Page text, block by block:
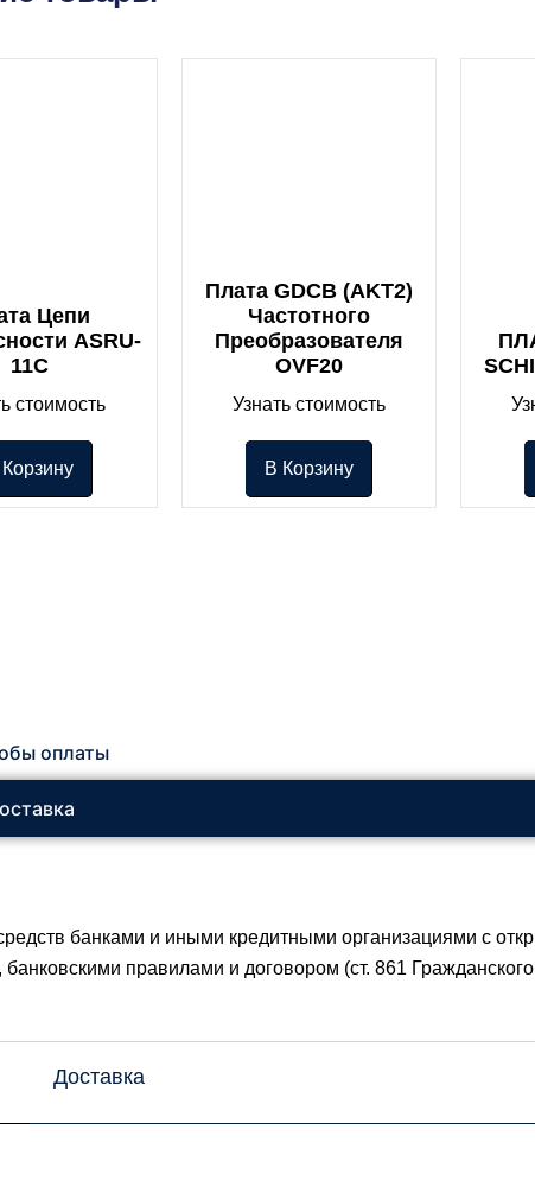
Цепи
ASRU-
11C
стоимость
Плата GDCB (AKT2)
Частотного
Преобразователя
OVF20
Узнать стоимость
В Корзину
оплаты
банками и иными кредитными организациями с
правилами и договором (ст. 861
Доставка